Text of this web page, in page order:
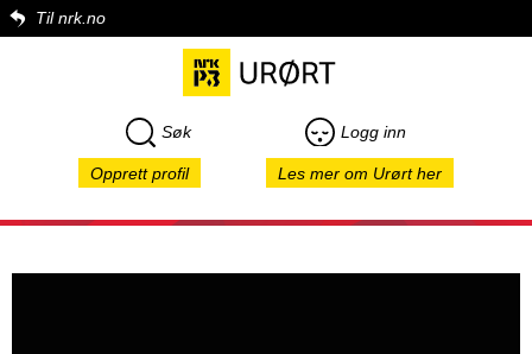
Til nrk.no
Søk Logg inn
Opprett profil Les mer om Urørt her